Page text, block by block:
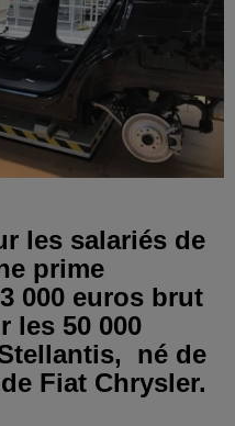
les salariés de
prime
000 euros brut
les 50 000
né de
Fiat Chrysler.